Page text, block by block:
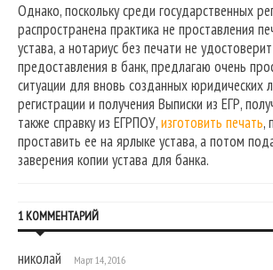
Однако, поскольку среди государственных
распространена практика не проставления
устава, а нотариус без печати не
предоставления в банк, предлагаю очень
ситуации для вновь созданных юридических
регистрации и получения Выписки из ЕГР,
также справку из ЕГРПОУ,изготовить печать,
проставить ее на ярлыке устава, а потом
заверения копии устава для банка.
1 КОММЕНТАРИЙ
николай Март 14, 2016